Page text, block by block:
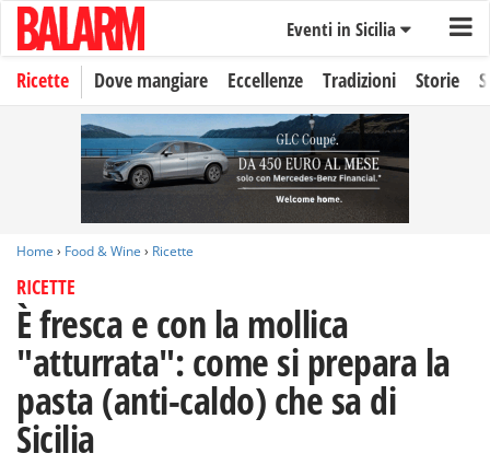
Eventi in Sicilia
Ricette Dove mangiare Eccellenze Tradizioni Storie
Home › Food & Wine › Ricette
RICETTE
È fresca e con la mollica
"atturrata": come si prepara la
pasta (anti-caldo) che sa di
Sicilia